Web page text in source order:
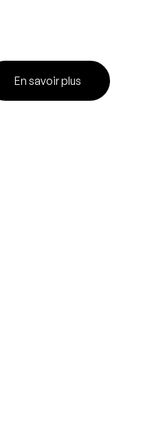
En savoir plus